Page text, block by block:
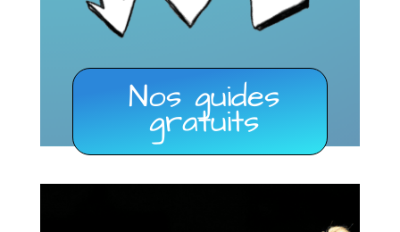
Nos guides
gratuits